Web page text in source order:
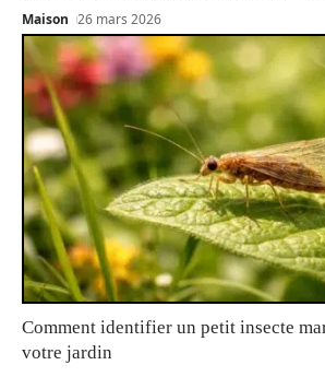
Maison 26 mars 2026
Comment identifier un petit insecte
votre jardin